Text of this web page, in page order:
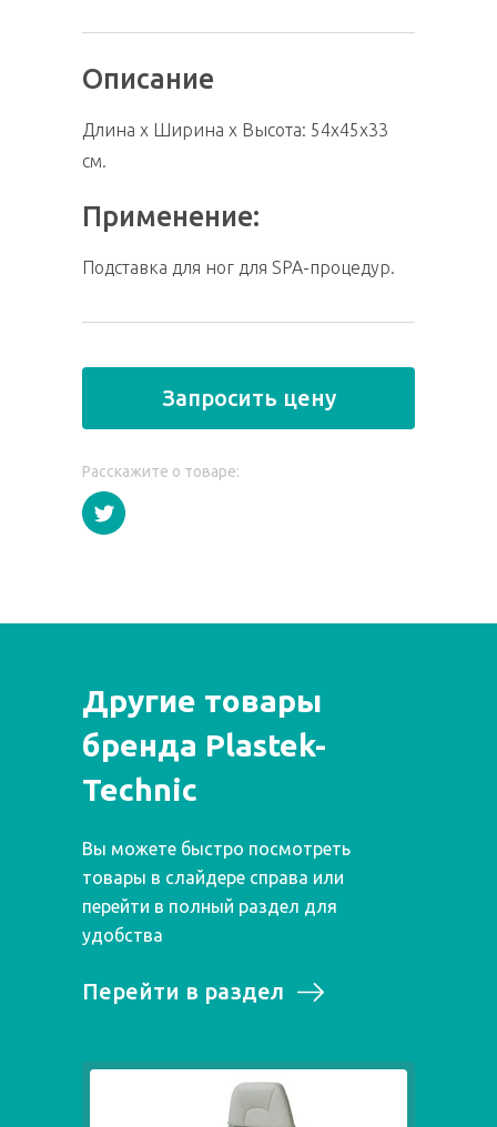
Описание
Длина х Ширина х Высота: 54х45х33
см.
Применение:
Подставка для ног для SPA-процедур.
Запросить цену
Расскажите о товаре:
Другие товары
бренда Plastek-
Technic
Вы можете быстро посмотреть
товары в слайдере справа или
перейти в полный раздел для
удобства
Перейти в раздел